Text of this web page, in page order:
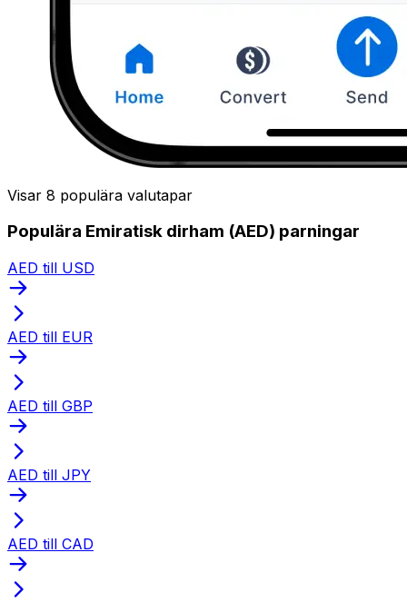
Visar 8 populära valutapar
Populära Emiratisk dirham (AED) parningar
AED till USD
AED till EUR
AED till GBP
AED till JPY
AED till CAD